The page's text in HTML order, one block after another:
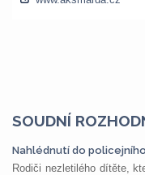
SOUDNÍ
Nahlédnutí do
Rodiči nezletilého dítěte,